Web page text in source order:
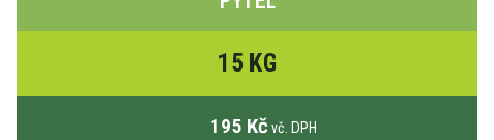
15 KG
195 Kč vč. DPH